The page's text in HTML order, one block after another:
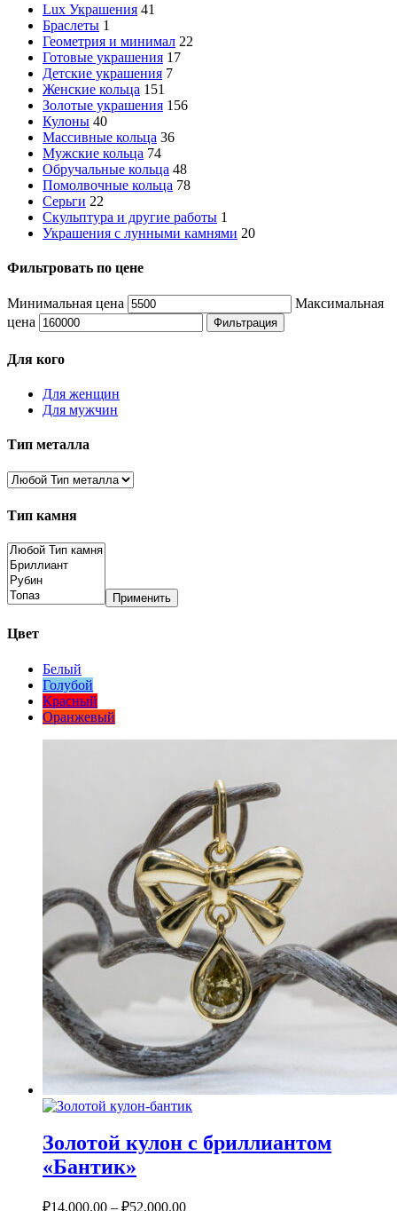
Lux Украшения 41
Браслеты 1
Геометрия и минимал 22
Готовые украшения 17
Детские украшения 7
Женские кольца 151
Золотые украшения 156
Кулоны 40
Массивные кольца 36
Мужские кольца 74
Обручальные кольца 48
Помолвочные кольца 78
Серьги 22
Скульптура и другие работы 1
Украшения с лунными камнями 20
Фильтровать по цене
Минимальная цена
Максимальная
цена
Фильтрация
Для кого
Для женщин
Для мужчин
Тип металла
Тип камня
Применить
Цвет
Белый
Голубой
Красный
Оранжевый
Золотой кулон с бриллиантом
«Бантик»
₽14,000.00 – ₽52,000.00